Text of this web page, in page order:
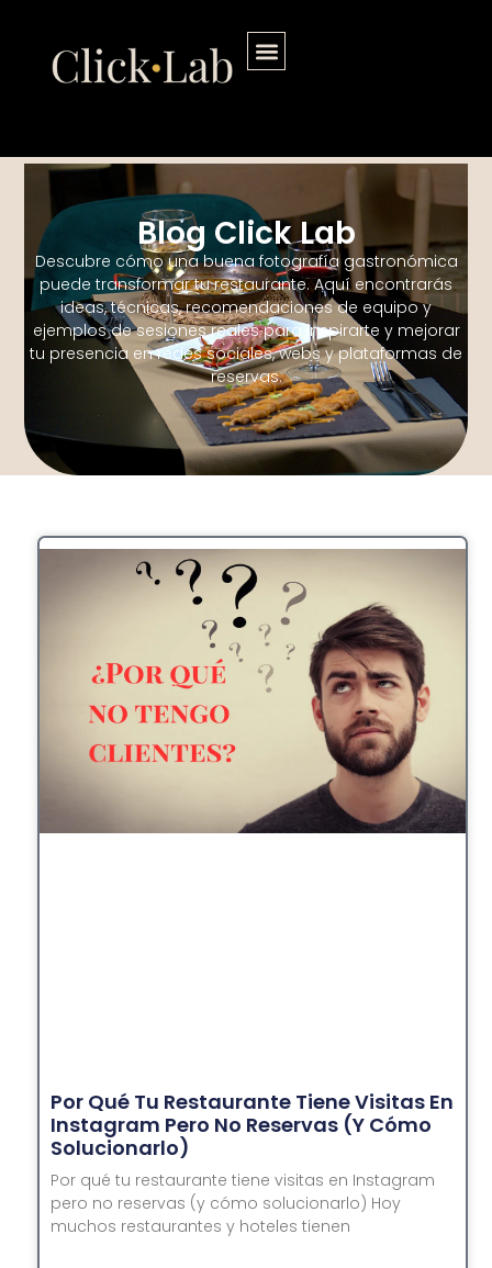
Blog Click Lab
Descubre cómo una buena fotografía gastronómica
puede transformar tu restaurante. Aquí encontrarás
ideas, técnicas, recomendaciones de equipo y
ejemplos de sesiones reales para inspirarte y mejorar
tu presencia en redes sociales, webs y plataformas de
reservas.
Por Qué Tu Restaurante Tiene Visitas En
Instagram Pero No Reservas (y Cómo
Solucionarlo)
Por qué tu restaurante tiene visitas en Instagram
pero no reservas (y cómo solucionarlo) Hoy
muchos restaurantes y hoteles tienen